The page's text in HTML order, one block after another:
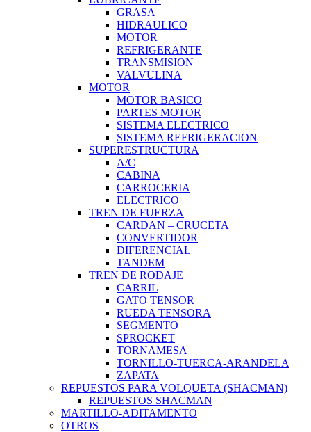
GRASA
HIDRAULICO
MOTOR
REFRIGERANTE
TRANSMISION
VALVULINA
MOTOR
MOTOR BASICO
PARTES MOTOR
SISTEMA ELECTRICO
SISTEMA REFRIGERACION
SUPERESTRUCTURA
A/C
CABINA
CARROCERIA
ELECTRICO
TREN DE FUERZA
CARDAN – CRUCETA
CONVERTIDOR
DIFERENCIAL
TANDEM
TREN DE RODAJE
CARRIL
GATO TENSOR
RUEDA TENSORA
SEGMENTO
SPROCKET
TORNAMESA
TORNILLO-TUERCA-ARANDELA
ZAPATA
REPUESTOS PARA VOLQUETA (SHACMAN)
REPUESTOS SHACMAN
MARTILLO-ADITAMENTO
OTROS